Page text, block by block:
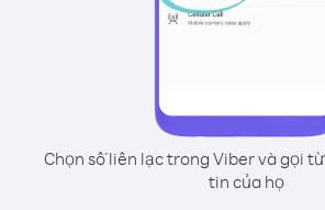
Chọn số liên lạc trong Viber và gọi
tin của họ